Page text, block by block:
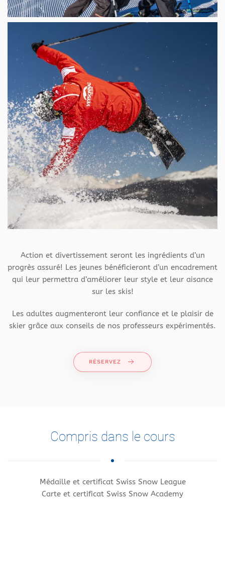
Action et divertissement seront les ingrédients d’un
progrès assuré! Les jeunes bénéficieront d’un encadrement
qui leur permettra d’améliorer leur style et leur aisance
sur les skis!
Les adultes augmenteront leur confiance et le plaisir de
skier grâce aux conseils de nos professeurs expérimentés.
RÉSERVEZ
Compris dans le cours
Médaille et certificat Swiss Snow League
Carte et certificat Swiss Snow Academy